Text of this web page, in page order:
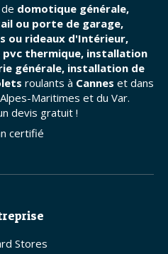
domotique générale,
ou porte de garage,
ou rideaux d'Intérieur,
thermique, installation
générale, installation de
roulants à Cannes et dans
Maritimes et du Var.
devis gratuit !
certifié
Stores